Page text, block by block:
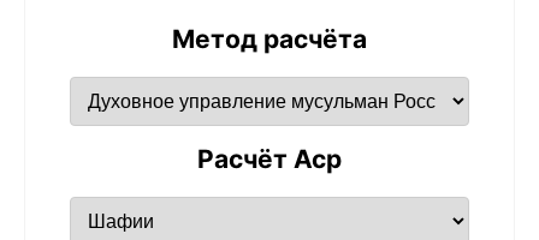
Метод расчёта
Расчёт Аср